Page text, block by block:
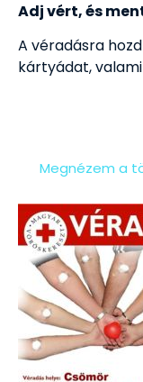
Adj vért, és
A véradásra
kártyádat,
Megnézem a